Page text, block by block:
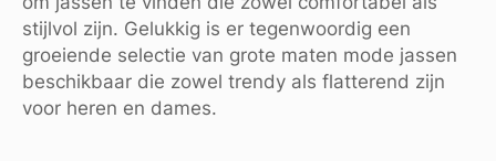
stijlvol zijn. Gelukkig is er tegenwoordig een
groeiende selectie van grote maten mode jassen
beschikbaar die zowel trendy als flatterend zijn
voor heren en dames.